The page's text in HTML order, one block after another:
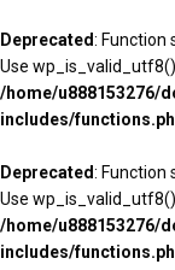
Deprecated: Function
Use
/home/u888153276/
includes/
Deprecated: Function
Use
/home/u888153276/
includes/